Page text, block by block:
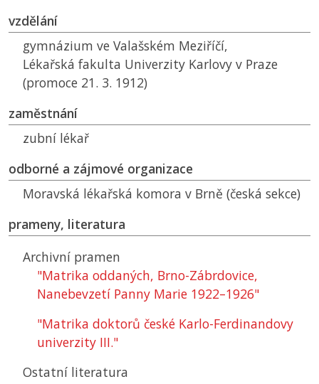
vzdělání
gymnázium ve Valašském Meziříčí,
Lékařská fakulta Univerzity Karlovy v Praze
(promoce 21. 3. 1912)
zaměstnání
zubní lékař
odborné a zájmové organizace
Moravská lékařská komora v Brně (česká sekce)
prameny, literatura
Archivní pramen
"Matrika oddaných, Brno-Zábrdovice,
Nanebevzetí Panny Marie 1922–1926"
"Matrika doktorů české Karlo-Ferdinandovy
univerzity III."
Ostatní literatura